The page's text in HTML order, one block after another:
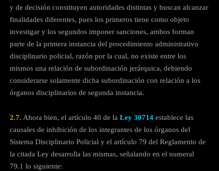
y de decisión constituyen autoridades distintas y buscan alcanzar
finalidades diferentes, pues los primeros tiene como objeto
investigar y los segundos imponer sanciones, ambos forman
parte de la primera instancia del procedimiento administrativo
disciplinario policial, razón por la cual, no existe entre los
mismos una relación de subordinación jerárquica, debiendo
considerarse solamente dicha subordinación con relación a los
órganos disciplinarios de segunda instancia.
2.7. Ahora bien, el artículo 40 de la Ley 30714 establece las
causales de inhibición de los integrantes de los órganos del
Sistema Disciplinario Policial y el artículo 79 del Reglamento de
la citada Ley desarrolla las mismas, señalando en el numeral
79.1 lo siguiente: